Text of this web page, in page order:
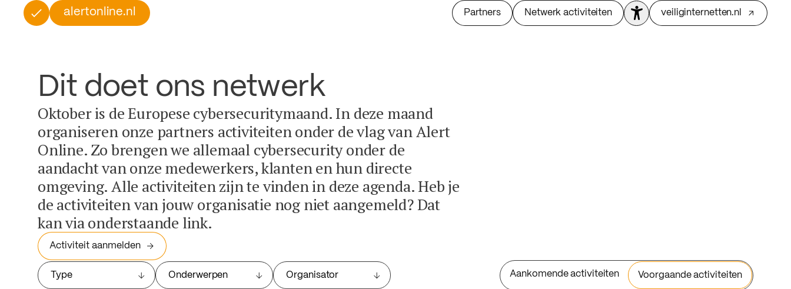
alertonline.nl Partners Netwerk activiteiten veiliginternetten.nl
Dit doet ons netwerk
Oktober is de Europese cybersecuritymaand. In deze maand
organiseren onze partners activiteiten onder de vlag van Alert
Online. Zo brengen we allemaal cybersecurity onder de
aandacht van onze medewerkers, klanten en hun directe
omgeving. Alle activiteiten zijn te vinden in deze agenda. Heb je
de activiteiten van jouw organisatie nog niet aangemeld? Dat
kan via onderstaande link.
Activiteit aanmelden
Type Onderwerpen Organisator Aankomende activiteiten Voorgaande activiteiten